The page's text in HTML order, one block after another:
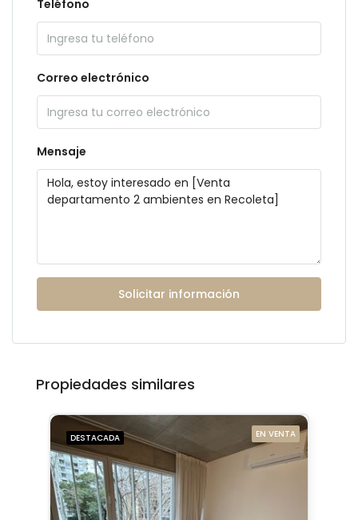
Teléfono
Correo electrónico
Mensaje
Solicitar información
Propiedades similares
DESTACADA EN VENTA